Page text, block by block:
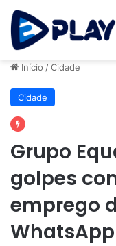
Início /Cidade
Cidade
Grupo
golpes
emprego
WhatsApp